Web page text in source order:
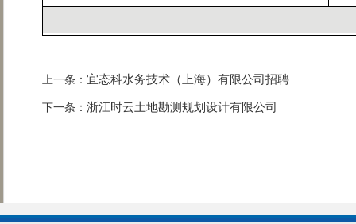
上一条： 宜态科水务技术（上海）有限公司招聘
下一条： 浙江时云土地勘测规划设计有限公司